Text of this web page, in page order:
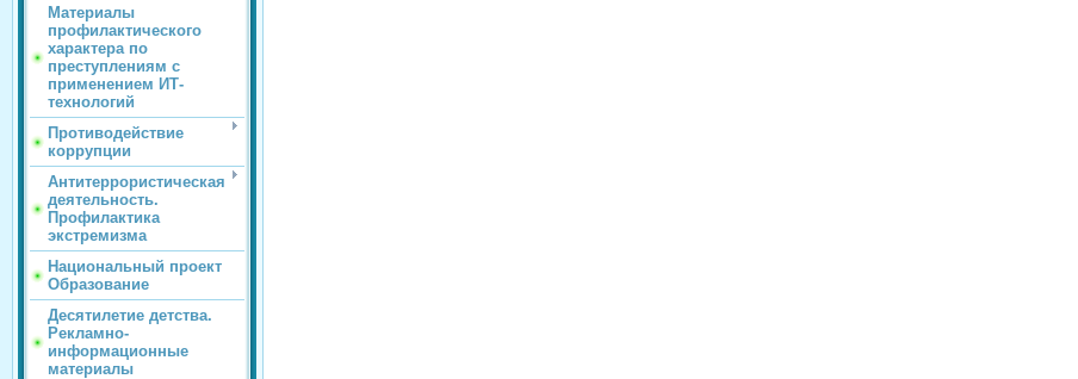
Материалы
профилактического
характера по
преступлениям с
применением ИТ-
технологий
Противодействие
коррупции
Антитеррористическая
деятельность.
Профилактика
экстремизма
Национальный проект
Образование
Десятилетие детства.
Рекламно-
информационные
материалы